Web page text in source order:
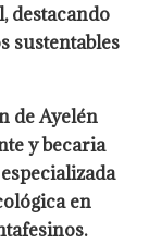
destacando
sustentables
de Ayelén
y becaria
en